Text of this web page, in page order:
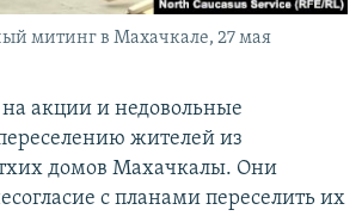
митинг в Махачкале, 27 мая
акции и недовольные
жителей из
домов Махачкалы. Они
с планами переселить их